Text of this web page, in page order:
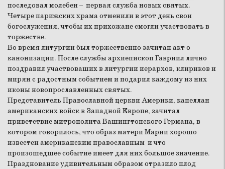
последовал молебен – первая служба новых святых.
Четыре парижских храма отменили в этот день свои
богослужения, чтобы их прихожане смогли участвовать в
торжестве.
Во время литургии был торжественно зачитан акт о
канонизации. После службы архиепископ Гавриил лично
поздравил участвоваших в литургии иерархов, клириков и
мирян с радостным событием и подарил каждому из них
иконы новопрославленных святых.
Представитель Православной церкви Америки, капеллан
американских войск в Западной Европе, зачитал
приветствие митрополита Вашингтонского Германа, в
котором говорилось, что образ матери Марии хорошо
известен американским православным и что
произошедшее событие имеет для них большое значение.
Празднование удивительным образом отразило плод